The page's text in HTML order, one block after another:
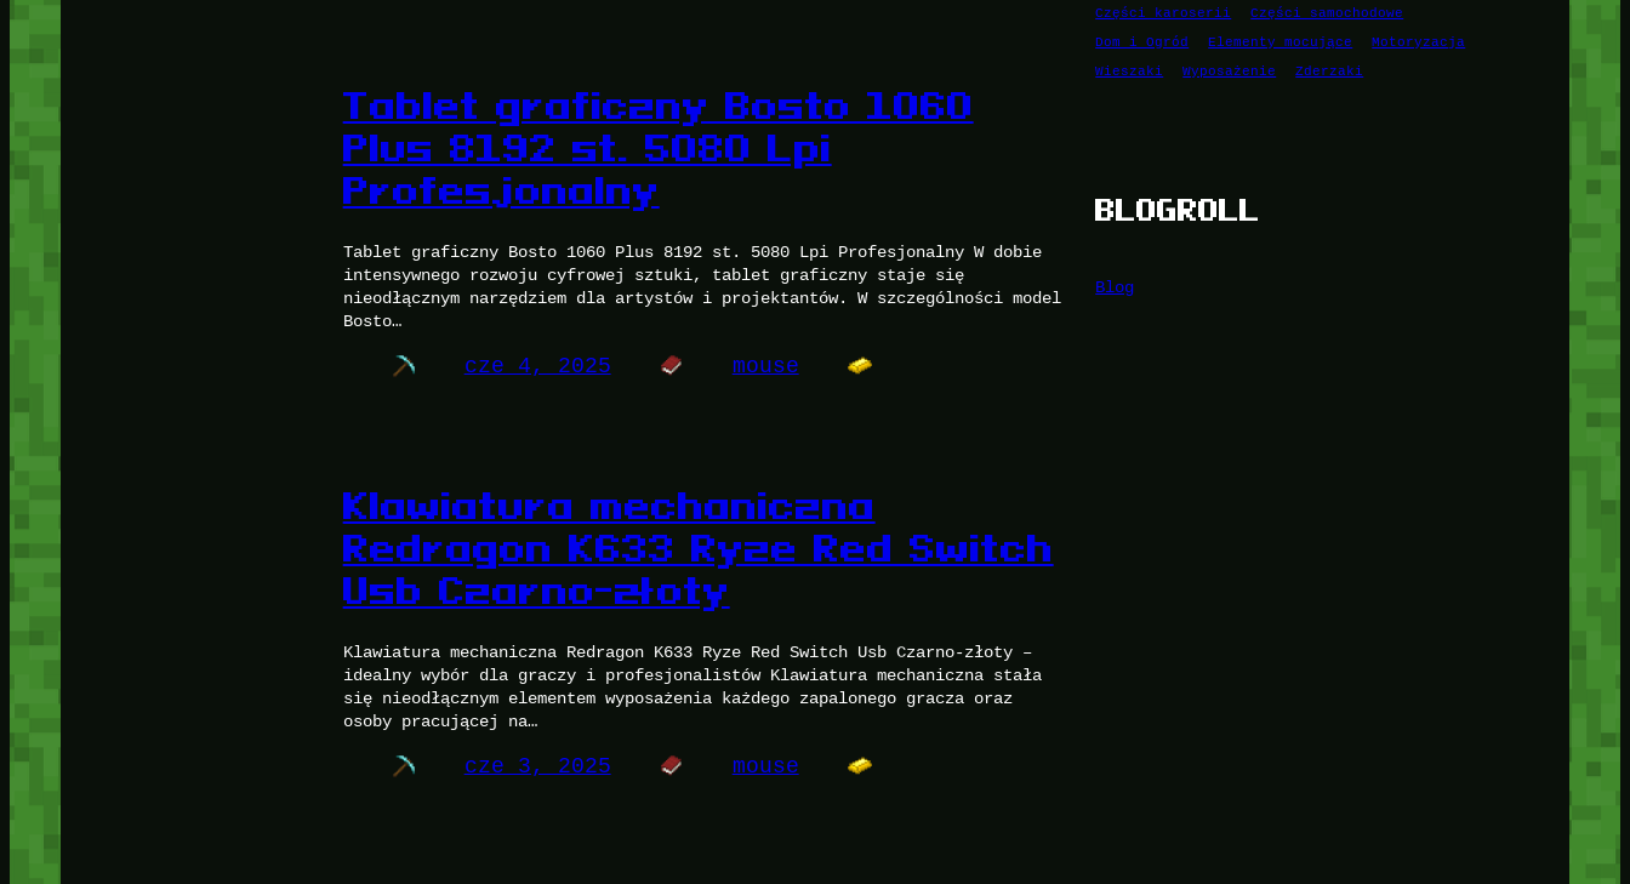
Tablet graficzny Bosto 1060
Plus 8192 st. 5080 Lpi
Profesjonalny
Tablet graficzny Bosto 1060 Plus 8192 st. 5080 Lpi Profesjonalny W dobie
intensywnego rozwoju cyfrowej sztuki, tablet graficzny staje się
nieodłącznym narzędziem dla artystów i projektantów. W szczególności model
Bosto…
cze 4, 2025 mouse
Klawiatura mechaniczna
Redragon K633 Ryze Red Switch
Usb Czarno-złoty
Klawiatura mechaniczna Redragon K633 Ryze Red Switch Usb Czarno-złoty –
idealny wybór dla graczy i profesjonalistów Klawiatura mechaniczna stała
się nieodłącznym elementem wyposażenia każdego zapalonego gracza oraz
osoby pracującej na…
cze 3, 2025 mouse
Części karoserii
Części samochodowe
Dom i Ogród
Elementy mocujące
Motoryzacja
Wieszaki
Wyposażenie Zderzaki
BLOGROLL
Blog